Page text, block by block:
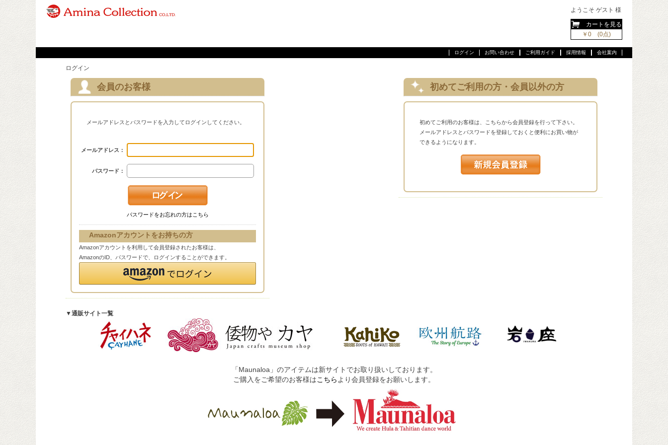
ようこそ ゲスト 様
カートを見る
￥0 (0点)
会社案内
採用情報
ご利用ガイド
お問い合わせ
ログイン
ログイン
会員のお客様
メールアドレスとパスワードを入力してログインしてください。
メールアドレス：
パスワード：
パスワードをお忘れの方はこちら
Amazonアカウントをお持ちの方
Amazonアカウントを利用して会員登録されたお客様は、
AmazonのID、パスワードで、ログインすることができます。
初めてご利用の方・会員以外の方
初めてご利用のお客様は、こちらから会員登録を行って下さい。
メールアドレスとパスワードを登録しておくと便利にお買い物が
できるようになります。
▼通販サイト一覧
「Maunaloa」のアイテムは新サイトでお取り扱いしております。
ご購入をご希望のお客様はこちら より会員登録をお願いします。